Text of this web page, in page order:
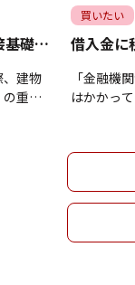
マンションの基礎の役割は？直接基礎や杭基礎についても解説
建物
重要
買いたい
「金融機
はかかっ
に税金が
の仕組み
時の控除
てしまう
入れ金と
税評価額